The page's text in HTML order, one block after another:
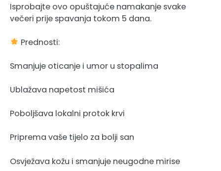
Isprobajte ovo opuštajuće namakanje svake
večeri prije spavanja tokom 5 dana.
Prednosti:
Smanjuje oticanje i umor u stopalima
Ublažava napetost mišića
Poboljšava lokalni protok krvi
Priprema vaše tijelo za bolji san
Osvježava kožu i smanjuje neugodne mirise